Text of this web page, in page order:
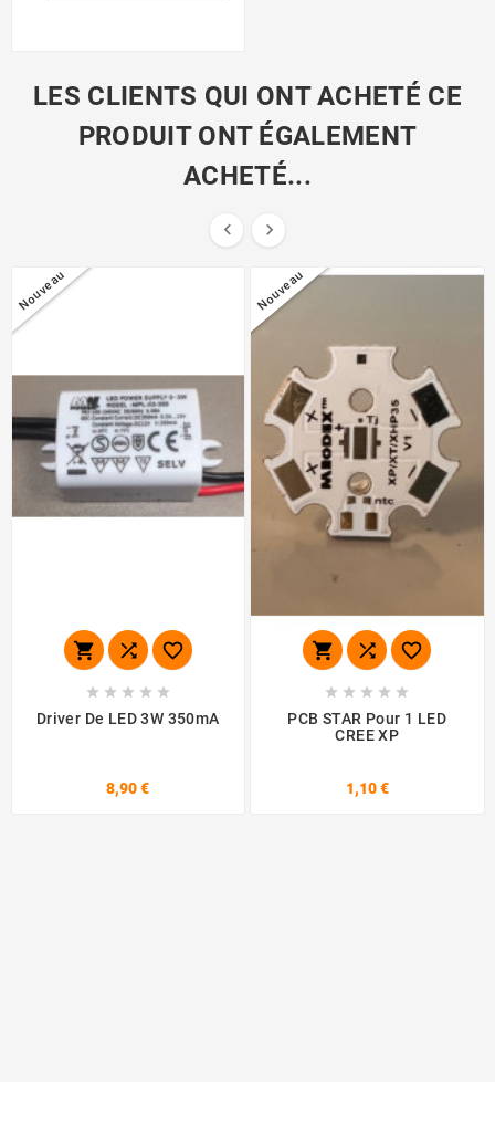
LES CLIENTS QUI ONT ACHETÉ CE
PRODUIT ONT ÉGALEMENT
ACHETÉ...
 
Nouveau
  
    
Driver De LED 3W 350mA
8,90 €
Nouveau
  
    
PCB STAR Pour 1 LED
CREE XP
1,10 €